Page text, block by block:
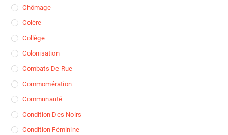
Chômage
Colère
Collège
Colonisation
Combats De Rue
Commomération
Communauté
Condition Des Noirs
Condition Féminine